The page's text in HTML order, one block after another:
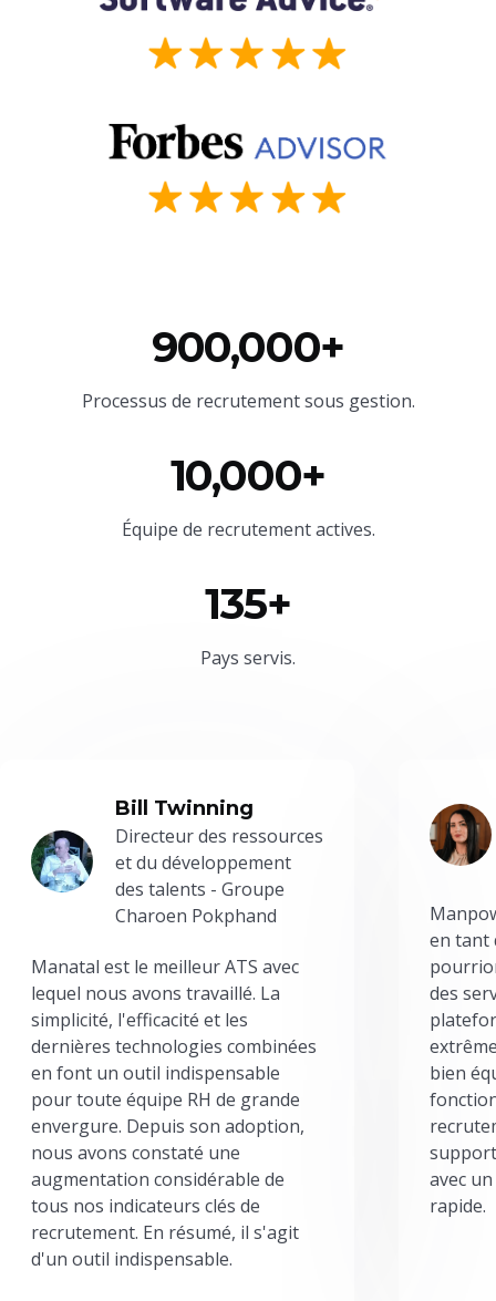
900,000+
Processus de recrutement sous gestion.
10,000+
Équipe de recrutement actives.
135+
Pays servis.
Bill Twinning
Directeur des ressources
et du développement
des talents - Groupe
Charoen Pokphand
Manatal est le meilleur ATS avec
lequel nous avons travaillé. La
simplicité, l'efficacité et les
dernières technologies combinées
en font un outil indispensable
pour toute équipe RH de grande
envergure. Depuis son adoption,
nous avons constaté une
augmentation considérable de
tous nos indicateurs clés de
recrutement. En résumé, il s'agit
d'un outil indispensable.
en tant
des
bien
avec
rapide.